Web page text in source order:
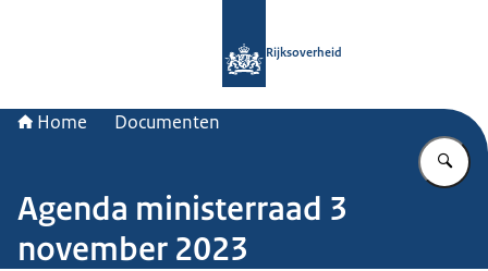
Rijksoverheid
Home Documenten
Agenda ministerraad 3
november 2023